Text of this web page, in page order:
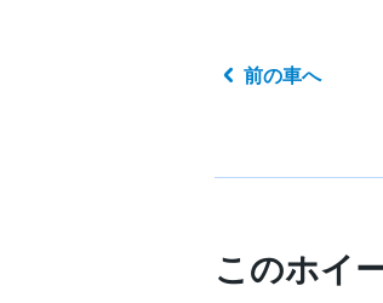
前の車へ
このホイ